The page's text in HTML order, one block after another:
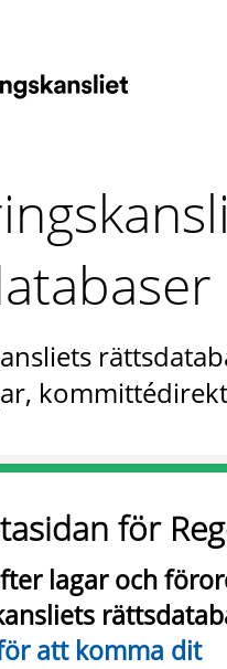
för
lagar och
att komma dit